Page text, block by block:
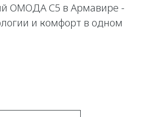
ОМОДА С5 в Армавире -
и комфорт в одном